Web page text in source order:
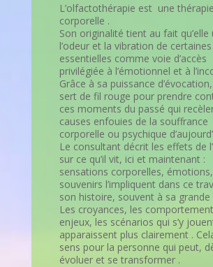
L’olfactothérapie est une
corporelle .
Son originalité tient au fait qu’elle
l’odeur et la vibration de
essentielles comme voie d’accès
privilégiée à l’émotionnel et à
Grâce à sa puissance
sert de fil rouge pour prendre
ces moments du passé qui
causes enfouies de la souffrance
corporelle ou psychique
Le consultant décrit les effets de
sur ce qu’il vit, ici et maintenant :
sensations corporelles, émotions,
souvenirs l’impliquent dans ce
son histoire, souvent à sa grande
Les croyances, les
enjeux, les scénarios qui s’y
apparaissent plus clairement .
sens pour la personne qui peut,
évoluer et se transformer .